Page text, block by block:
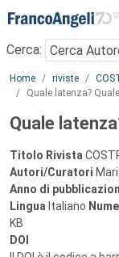
Menu
Cerca:
Main content
Home riviste
Quale latenza?
Quale
Titolo Rivista
Autori/Curatori
Anno di
Lingua Italiano
KB
DOI